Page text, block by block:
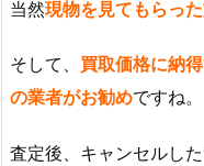
当然現物を見てもらっ
そして、 買取価格に納
の業者がお勧めですね。
査定後、キャンセルし